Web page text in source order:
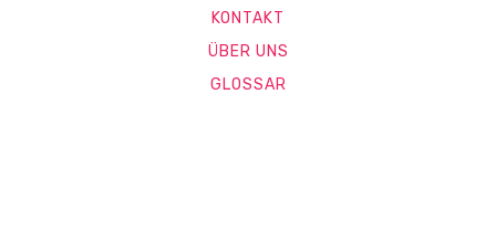
KONTAKT
ÜBER UNS
GLOSSAR